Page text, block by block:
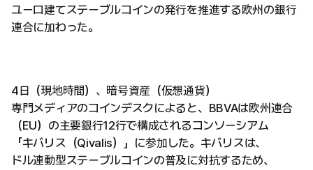
ユーロ建てステーブルコインの発行を推進する欧州の銀行
連合に加わった。
4日（現地時間）、暗号資産（仮想通貨）
専門メディアのコインデスクによると、BBVAは欧州連合
（EU）の主要銀行12行で構成されるコンソーシアム
「キバリス（Qivalis）」に参加した。キバリスは、
ドル連動型ステーブルコインの普及に対抗するため、